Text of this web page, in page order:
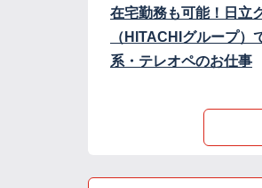
在宅勤務も可能！日立
（HITACHIグループ）
系・テレオペのお仕事